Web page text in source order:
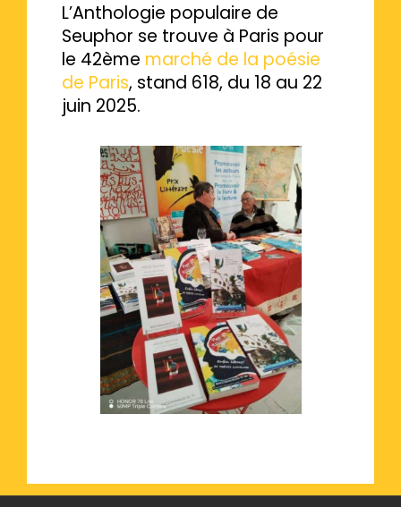
L’Anthologie populaire de
Seuphor se trouve à Paris pour
le 42ème marché de la poésie
de Paris, stand 618, du 18 au 22
juin 2025.